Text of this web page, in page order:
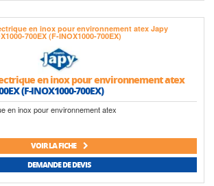
en inox pour environnement atex
(F-INOX1000-700EX)
en inox pour environnement atex
VOIR LA FICHE
DEMANDE DE DEVIS